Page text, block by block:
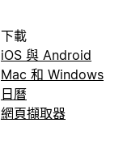
下載
iOS 與 Android
Mac 和 Windows
日曆
網頁擷取器